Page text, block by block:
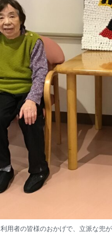
利用者の皆様のおかげで、立派な兜